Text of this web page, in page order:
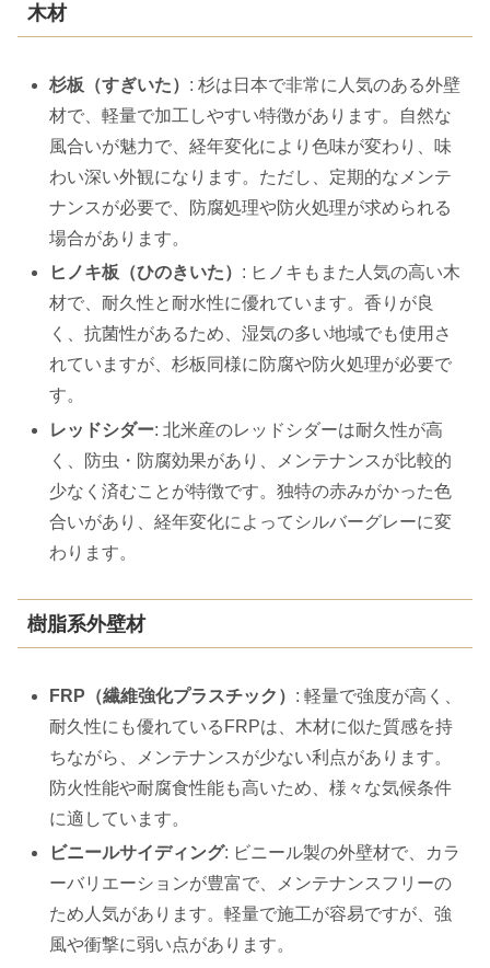
木材
杉板（すぎいた） : 杉は日本で非常に人気のある外壁
材で、軽量で加工しやすい特徴があります。自然な
風合いが魅力で、経年変化により色味が変わり、味
わい深い外観になります。ただし、定期的なメンテ
ナンスが必要で、防腐処理や防火処理が求められる
場合があります。
ヒノキ板（ひのきいた） : ヒノキもまた人気の高い木
材で、耐久性と耐水性に優れています。香りが良
く、抗菌性があるため、湿気の多い地域でも使用さ
れていますが、杉板同様に防腐や防火処理が必要で
す。
レッドシダー: 北米産のレッドシダーは耐久性が高
く、防虫・防腐効果があり、メンテナンスが比較的
少なく済むことが特徴です。独特の赤みがかった色
合いがあり、経年変化によってシルバーグレーに変
わります。
樹脂系外壁材
FRP（繊維強化プラスチック） : 軽量で強度が高く、
耐久性にも優れているFRPは、木材に似た質感を持
ちながら、メンテナンスが少ない利点があります。
防火性能や耐腐食性能も高いため、様々な気候条件
に適しています。
ビニールサイディング: ビニール製の外壁材で、カラ
ーバリエーションが豊富で、メンテナンスフリーの
ため人気があります。軽量で施工が容易ですが、強
風や衝撃に弱い点があります。